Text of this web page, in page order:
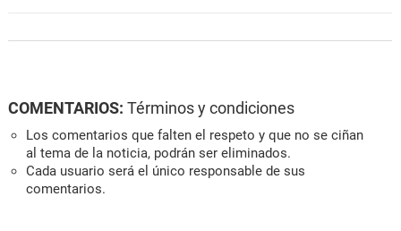
COMENTARIOS: Términos y condiciones
Los comentarios que falten el respeto y que no se ciñan
al tema de la noticia, podrán ser eliminados.
Cada usuario será el único responsable de sus
comentarios.